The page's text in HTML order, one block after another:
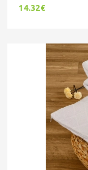
14.32€